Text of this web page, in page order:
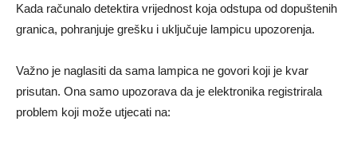
Kada računalo detektira vrijednost koja odstupa od dopuštenih
granica, pohranjuje grešku i uključuje lampicu upozorenja.
Važno je naglasiti da sama lampica ne govori koji je kvar
prisutan. Ona samo upozorava da je elektronika registrirala
problem koji može utjecati na: